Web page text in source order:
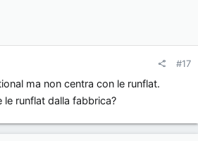
#17
ma non centra con le runflat.
runflat dalla fabbrica?